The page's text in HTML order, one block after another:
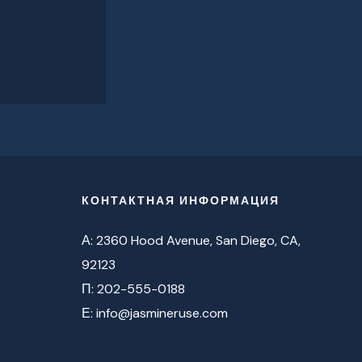
КОНТАКТНАЯ ИНФОРМАЦИЯ
А: 2360 Hood Avenue, San Diego, CA,
92123
П: 202-555-0188
Е: info@jasmineruse.com